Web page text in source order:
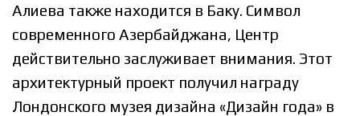
Алиева также находится в Баку. Символ
современного Азербайджана, Центр
действительно заслуживает внимания. Этот
архитектурный проект получил награду
Лондонского музея дизайна «Дизайн года» в